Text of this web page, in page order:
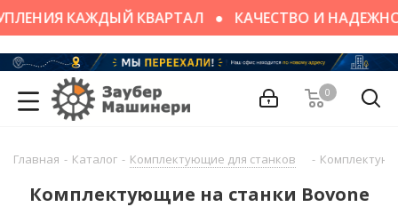
КАЖДЫЙ КВАРТАЛ КАЧЕСТВО И
0
Главная - Каталог - Комплектующие для станков -
Комплектующие на станки Bovone